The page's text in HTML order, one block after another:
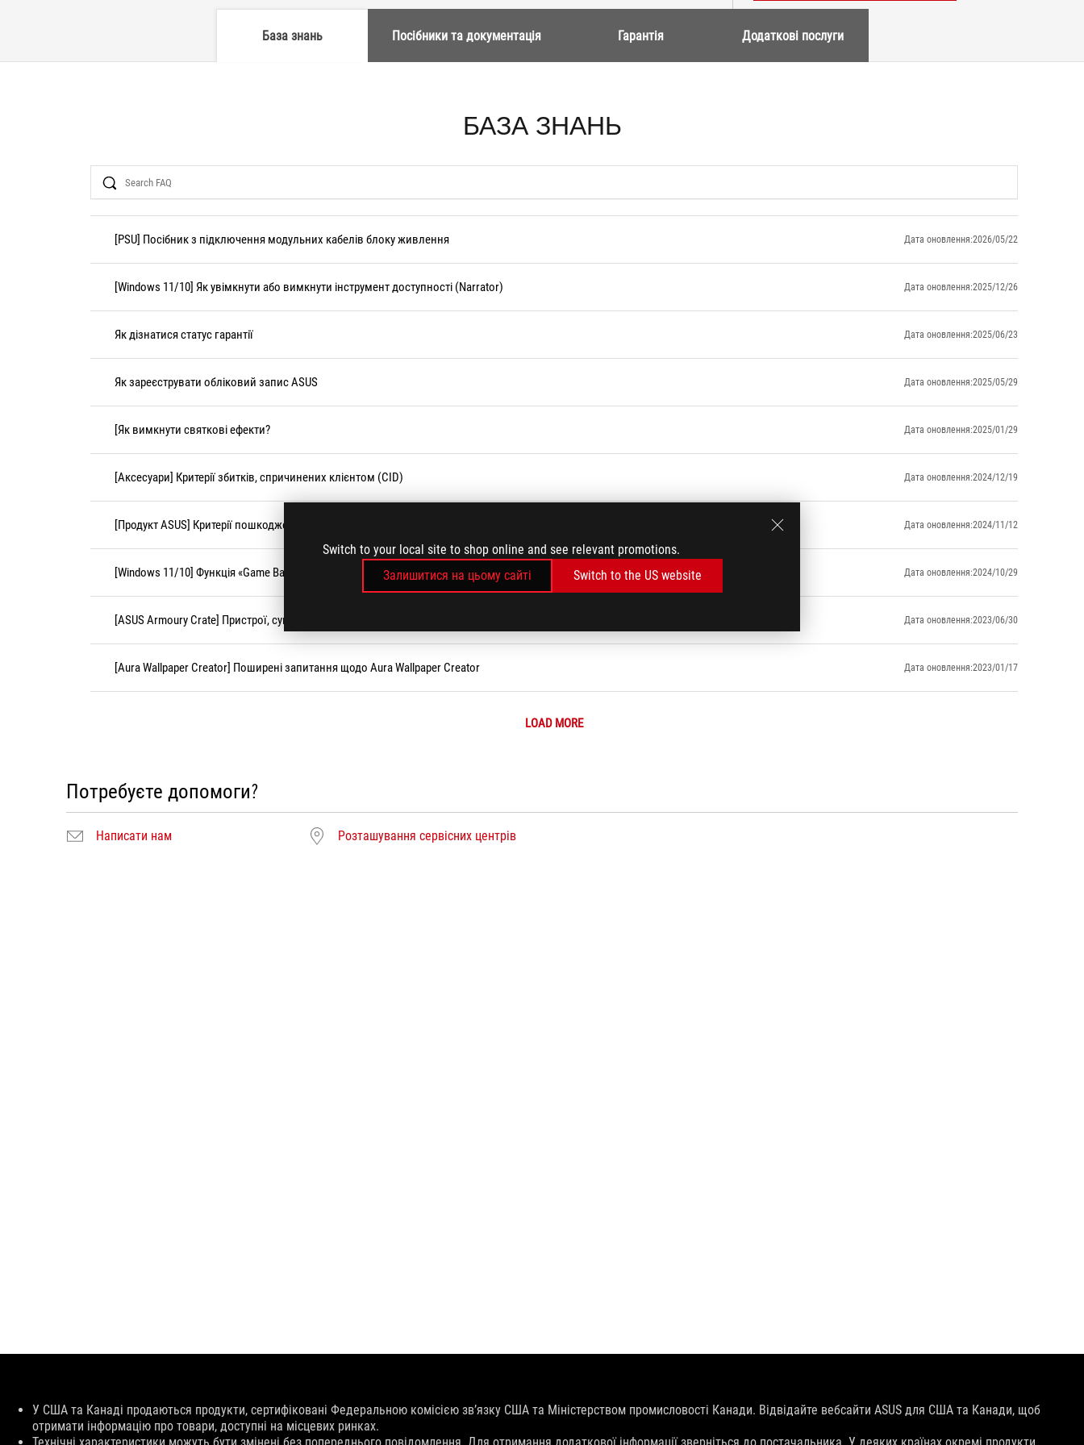
Switch to your local site to shop online and see relevant promotions.
Залишитися на цьому сайті
Switch to the US website
База знань Посібники та документація Гарантія Додаткові послуги
БАЗА ЗНАНЬ
Search
[PSU] Посібник з підключення модульних кабелів блоку живлення Дата оновлення:2026/05/22
[Windows 11/10] Як увімкнути або вимкнути інструмент доступності (Narrator) Дата оновлення:2025/12/26
Як дізнатися статус гарантії Дата оновлення:2025/06/23
Як зареєструвати обліковий запис ASUS Дата оновлення:2025/05/29
[Як вимкнути святкові ефекти? Дата оновлення:2025/01/29
[Аксесуари] Критерії збитків, спричинених клієнтом (CID) Дата оновлення:2024/12/19
[Продукт ASUS] Критерії пошкодження, спричиненого клієнтом (CID) Дата оновлення:2024/11/12
[Windows 11/10] Функція «Game Bar» Дата оновлення:2024/10/29
[ASUS Armoury Crate] Пристрої, сумісні з Armoury Crate Дата оновлення:2023/06/30
[Aura Wallpaper Creator] Поширені запитання щодо Aura Wallpaper Creator Дата оновлення:2023/01/17
LOAD MORE
Потребуєте допомоги?
Написати нам Розташування сервісних центрів
Відмова
від
відповідальності
У США та Канаді продаються продукти, сертифіковані Федеральною комісією зв’язку США та Міністерством промисловості Канади. Відвідайте вебсайти ASUS для США та Канади, щоб
отримати інформацію про товари, доступні на місцевих ринках.